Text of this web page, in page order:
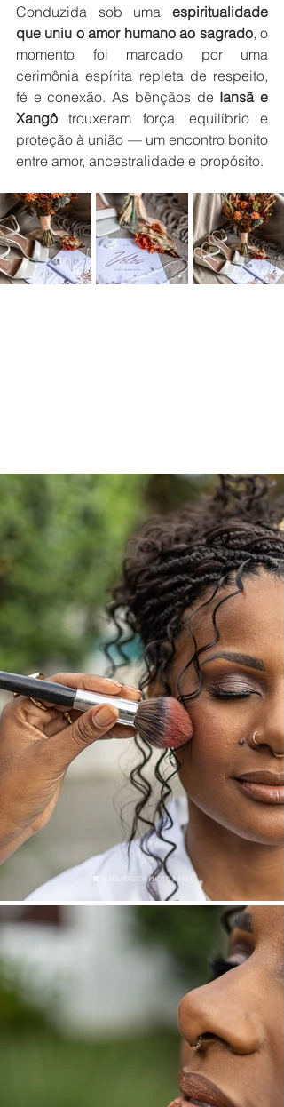
Conduzida sob uma espiritualidade
que uniu o amor humano ao sagrado, o
momento foi marcado por uma
cerimônia espírita repleta de respeito,
fé e conexão. As bênçãos de Iansã e
Xangô trouxeram força, equilíbrio e
proteção à união — um encontro bonito
entre amor, ancestralidade e propósito.